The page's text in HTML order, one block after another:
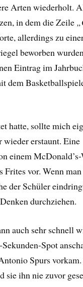
Arten wiederholt.
in dem die Zeile
allerdings zu
beworben
Eintrag im
dem
hatte, sollte mich
wieder erstaunt. Eine
einem
vor. Wenn
der Schüler
durchziehen.
auch sehr schnell
Spot
Spurs
sie ihn nie zuvor